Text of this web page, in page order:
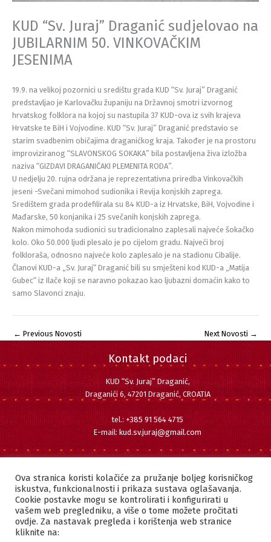
KUD “Sv. Juraj” Draganić sudjelovao na
JUBILARNIM 50. VINKOVAČKIM
JESENIMA
19.9. na velikoj pozornici u središtu grada KUD “Sv. Juraj” Draganić
predstavljao je Karlovačku županiju na Državnoj smotri izvornog
hrvatskog folklora na kojoj su nastupila 37 KUD-ova iz svih krajeva
Hrvatske te BiH i Vojvodine. KUD “Sv. Juraj” Draganić predstavio se
starim svadbenim običajima draganićkog kraja. Također je na prostoru
improviziranog “SLAVONSKOG SOKAKA” bila postavljena živa izložba
naziva “GIZDAVI DRAGANIĆAKI PLEMENITA RODA”.
U nedjelju 20. rujna održana je reprezentativna priredba Vinkovačkih
jeseni -Svečani mimohod sudionika i Revija konjskih zaprega.
Središtem grada prodefilirala su 84 KUD-a iz Hrvatske, BiH, Vojvodine i
Mađarske, 50 konjanika i 25 svečanih konjskih zaprega.
Nakon mimohoda sudionici su tradicionalno zaplesali najveće šokačko
kolo. Oko 50.000 ljudi plesalo je po cijelom gradu. Najveći broj
folkloraša, odnosno najveće kolo zaplesalo je na stadionu Cibalije.
Članovi KUD-a „Sv. Juraj“ Draganić bili su smješteni kod KUD-a „Matija
Gubec“ iz Ilače koji se naravno pokazao kao ljubazni domaćin kako to
samo Slavonci znaju.
← Previous Novosti Next Novosti →
Kontakt podaci
KUD “Sv. Juraj” Draganić,
Draganići 6, 47201 Draganić, CROATIA
tel.: +385 91 564 4715
E-mail: kud.sv.juraj@gmail.com
Facebook
Instagram
YouTube
Copyright © 2022 KUD "SVETI JURAJ" DRAGANIĆ | Sva prava pridržana.
Ova stranica koristi kolačiće za pružanje boljeg korisničkog
iskustva, funkcionalnosti i prikaza sustava oglašavanja.
Cookie postavke mogu se kontrolirati i konfigurirati u
vašem web pregledniku, a više o tome možete pročitati
ovdje. Za nastavak pregleda i korištenja web stranice
kliknite na: